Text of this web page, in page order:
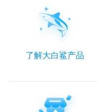
了解大白鲨产品